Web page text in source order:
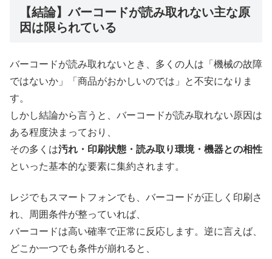
【結論】バーコードが読み取れない主な原
因は限られている
バーコードが読み取れないとき、多くの人は「機械の故障
ではないか」「商品がおかしいのでは」と不安になりま
す。
しかし結論から言うと、バーコードが読み取れない原因は
ある程度決まっており、
その多くは汚れ・印刷状態・読み取り環境・機器との相性
といった基本的な要素に集約されます。
レジでもスマートフォンでも、バーコードが正しく印刷さ
れ、周囲条件が整っていれば、
バーコードは高い確率で正常に反応します。逆に言えば、
どこか一つでも条件が崩れると、